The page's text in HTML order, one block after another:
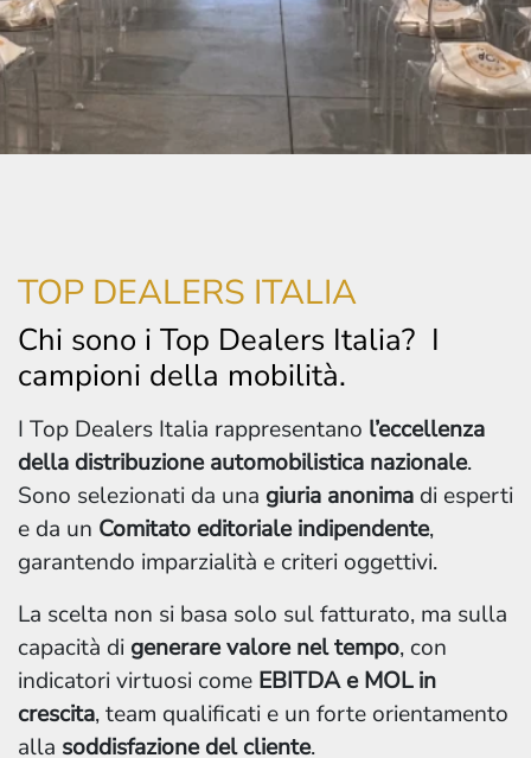
TOP DEALERS ITALIA
Chi sono i Top Dealers Italia? I
campioni della mobilità.
I Top Dealers Italia rappresentano l’eccellenza
della distribuzione automobilistica nazionale.
Sono selezionati da una giuria anonima di esperti
e da un Comitato editoriale indipendente,
garantendo imparzialità e criteri oggettivi.
La scelta non si basa solo sul fatturato, ma sulla
capacità di generare valore nel tempo, con
indicatori virtuosi come EBITDA e MOL in
crescita, team qualificati e un forte orientamento
alla soddisfazione del cliente.